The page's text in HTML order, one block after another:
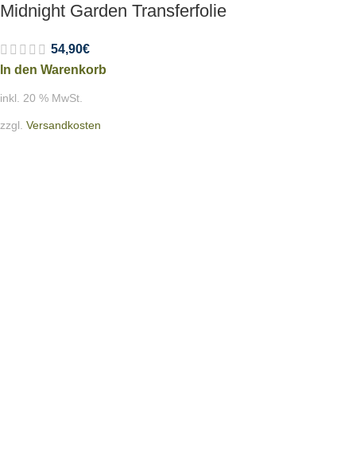
Midnight Garden Transferfolie
54,90€
In den Warenkorb
inkl. 20 % MwSt.
zzgl. Versandkosten